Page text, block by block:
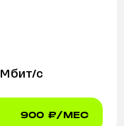
Мбит/с
900 ₽/МЕС